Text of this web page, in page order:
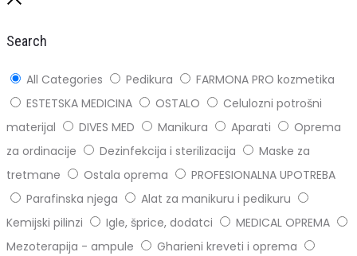
Search
All Categories Pedikura
FARMONA PRO kozmetika
ESTETSKA MEDICINA
OSTALO
Celulozni potrošni
materijal
DIVES MED Manikura Aparati
Oprema
za ordinacije
Dezinfekcija i sterilizacija
Maske za
tretmane
Ostala oprema
PROFESIONALNA UPOTREBA
Parafinska njega
Alat za manikuru i pedikuru
Kemijski pilinzi
Igle, šprice, dodatci
MEDICAL OPREMA
Mezoterapija - ampule
Gharieni kreveti i oprema